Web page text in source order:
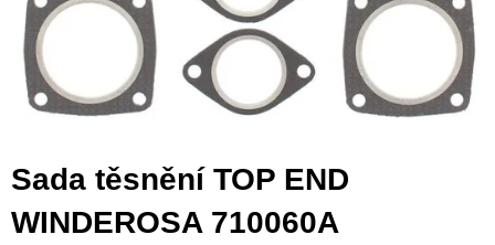
Sada těsnění TOP END
WINDEROSA 710060A